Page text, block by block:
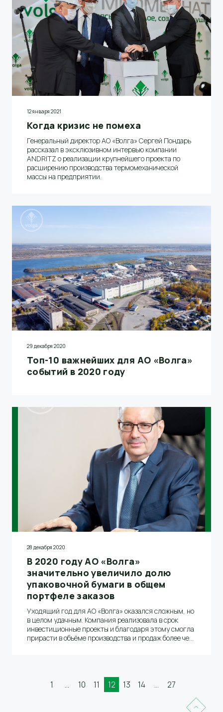
12 января 2021
Когда кризис не помеха
Генеральный директор АО «Волга» Сергей Пондарь
рассказал в эксклюзивном интервью компании
ANDRITZ о реализации крупнейшего проекта по
расширению производства термомеханической
массы на предприятии.
29 декабря 2020
Топ-10 важнейших для АО «Волга»
событий в 2020 году
28 декабря 2020
В 2020 году АО «Волга»
значительно увеличило долю
упаковочной бумаги в общем
портфеле заказов
Уходящий год для АО «Волга» оказался сложным, но
в целом удачным. Компания реализовала в срок
инвестиционные проекты и благодаря этому смогла
прирасти в объёме производства и продаж более чем
бумаги.1 ... 10 11 12 13 14 ... 27